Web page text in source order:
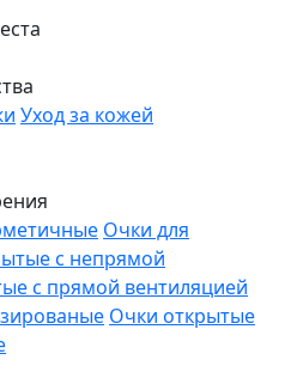
Уход за кожей
Очки для
с непрямой
с прямой вентиляцией
Очки открытые